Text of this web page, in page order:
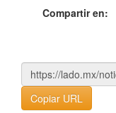
Compartir en:
Copiar URL